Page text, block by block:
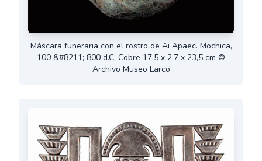
Máscara funeraria con el rostro de Ai Apaec. Mochica,
100 &#8211; 800 d.C. Cobre 17,5 x 2,7 x 23,5 cm ©
Archivo Museo Larco